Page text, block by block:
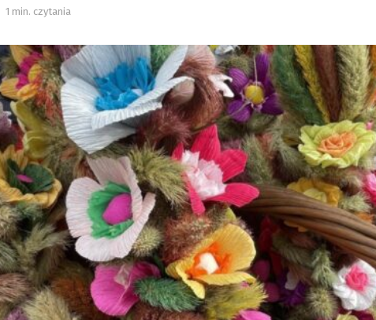
1 min. czytania